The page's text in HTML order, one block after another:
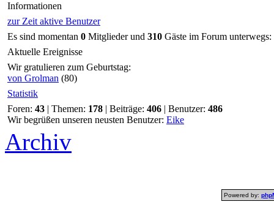
Informationen
zur Zeit aktive Benutzer
Es sind momentan 0 Mitglieder und 310 Gäste im Forum unterwegs:
Aktuelle Ereignisse
Wir gratulieren zum Geburtstag:
von Grolman (80)
Statistik
Foren: 43 | Themen: 178 | Beiträge: 406 | Benutzer: 486
Wir begrüßen unseren neusten Benutzer: Eike
Archiv
Powered by: